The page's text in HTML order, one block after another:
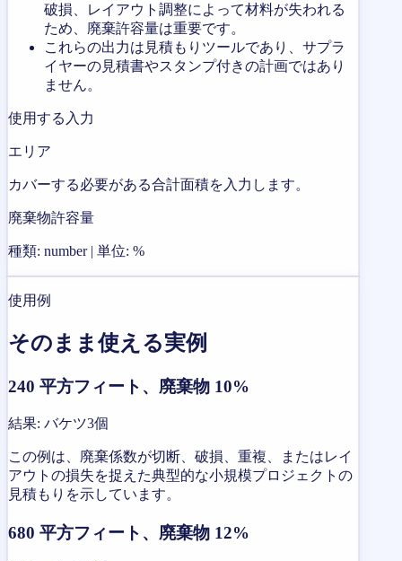
破損、レイアウト調整によって材料が失われる
ため、廃棄許容量は重要です。
これらの出力は見積もりツールであり、サプラ
イヤーの見積書やスタンプ付きの計画ではあり
ません。
使用する入力
エリア
カバーする必要がある合計面積を入力します。
廃棄物許容量
種類: number | 単位: %
使用例
そのまま使える実例
240 平方フィート、廃棄物 10%
結果: バケツ3個
この例は、廃棄係数が切断、破損、重複、またはレイ
アウトの損失を捉えた典型的な小規模プロジェクトの
見積もりを示しています。
680 平方フィート、廃棄物 12%